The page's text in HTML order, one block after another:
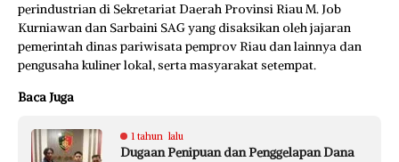
perindustrian di Sekretariat Daerah Provinsi Riau M. Job
Kurniawan dan Sarbaini SAG yang disaksikan oleh jajaran
pemerintah dinas pariwisata pemprov Riau dan lainnya dan
pengusaha kuliner lokal, serta masyarakat setempat.
Baca Juga
1 tahun lalu
Dugaan Penipuan dan Penggelapan Dana